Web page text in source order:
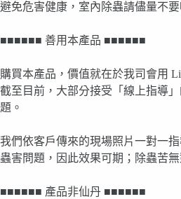
避免危害健康，室內除蟲請儘量不
■■■■■■ 善用本產品 ■■■■■■
購買本產品，價值就在於我司會用
截至目前，大部分接受「線上指導
題。
我們依客戶傳來的現場照片一對一
蟲害問題，因此效果可期；除蟲苦
■■■■■■ 產品非仙丹 ■■■■■■